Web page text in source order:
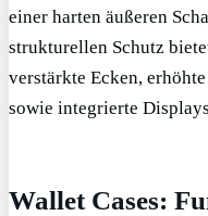
einer harten äußeren
strukturellen Schutz
verstärkte Ecken,
sowie integrierte
Wallet Cases: